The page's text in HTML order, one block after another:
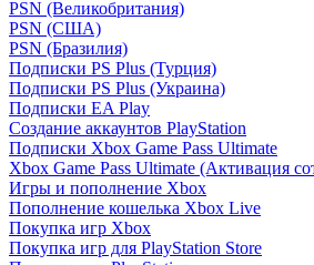
PSN (Великобритания)
PSN (США)
PSN (Бразилия)
Подписки PS Plus (Турция)
Подписки PS Plus (Украина)
Подписки EA Play
Создание аккаунтов PlayStation
Подписки Xbox Game Pass Ultimate
Xbox Game Pass Ultimate (Активация
Игры и пополнение Xbox
Пополнение кошелька Xbox Live
Покупка игр Xbox
Покупка игр для PlayStation Store